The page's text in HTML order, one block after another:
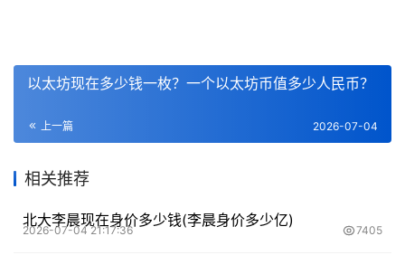
以太坊现在多少钱一枚？一个以太坊币值多少人民币？
上一篇 2026-07-04
相关推荐
北大李晨现在身价多少钱(李晨身价多少亿)
2026-07-04 21:17:36 7405